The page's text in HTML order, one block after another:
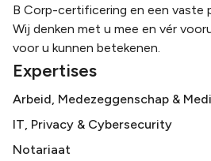
B Corp-certificering en een vaste
Wij denken met u mee en vér
voor u kunnen betekenen.
Expertises
Arbeid, Medezeggenschap &
IT, Privacy & Cybersecurity
Notariaat